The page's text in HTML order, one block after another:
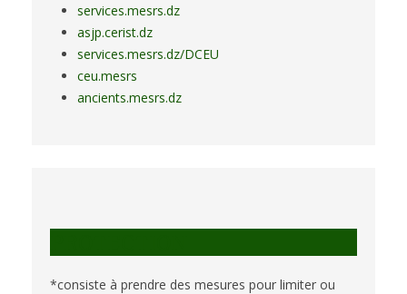
services.mesrs.dz
asjp.cerist.dz
services.mesrs.dz/DCEU
ceu.mesrs
ancients.mesrs.dz
*consiste à prendre des mesures pour limiter ou